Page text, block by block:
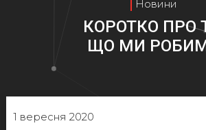
Новини
КОРОТКО ПРО
ЩО МИ
1 вересня 2020